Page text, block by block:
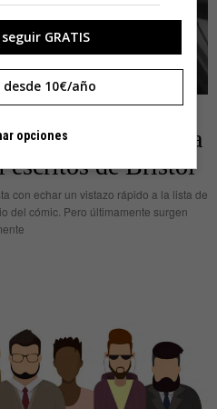
enmienda
escritos de Bristol
con echar un vistazo rápido a la lista de
del cómic. Pero últimamente surgen
GRATIS
desde 10€/año
opciones